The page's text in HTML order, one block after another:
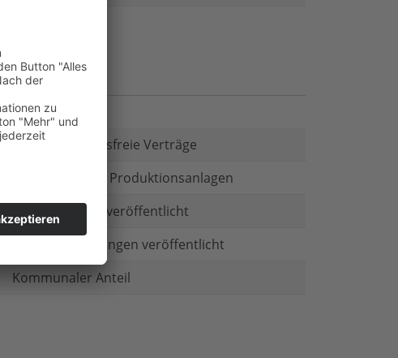
Gibt es Kautionsfreie Verträge
Investitionen in Produktionsanlagen
Geschäftsform veröffentlicht
Firmenbeteiligungen veröffentlicht
Kommunaler Anteil